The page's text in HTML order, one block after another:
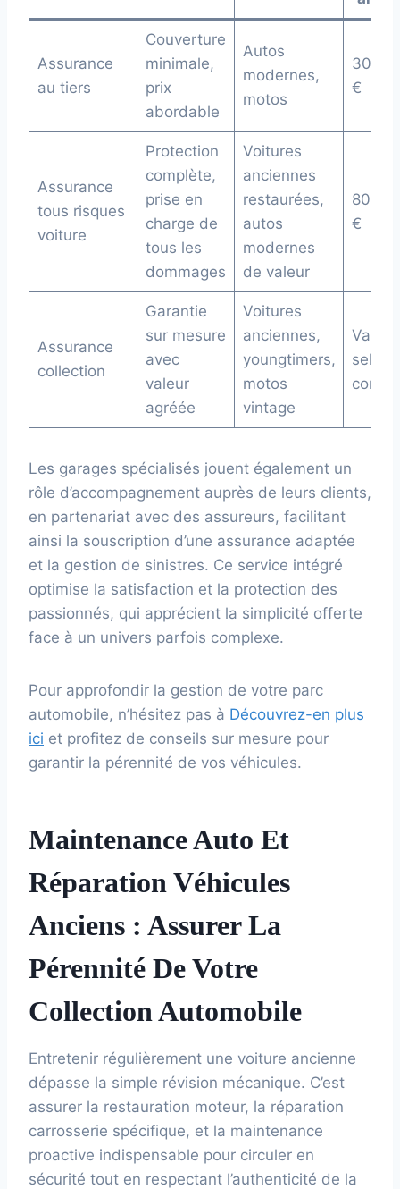
Assurance
au tiers
Couverture
minimale,
prix
abordable
Autos
modernes,
motos
300-
€
Assurance
tous risques
voiture
Protection
complète,
prise en
charge de
tous les
dommages
Voitures
anciennes
restaurées,
autos
modernes
de valeur
800-
€
Assurance
collection
Garantie
sur mesure
avec
valeur
agréée
Voitures
anciennes,
youngtimers,
motos
vintage
selon
Les garages spécialisés jouent également un
rôle d’accompagnement auprès de leurs clients,
en partenariat avec des assureurs, facilitant
ainsi la souscription d’une assurance adaptée
et la gestion de sinistres. Ce service intégré
optimise la satisfaction et la protection des
passionnés, qui apprécient la simplicité offerte
face à un univers parfois complexe.
Pour approfondir la gestion de votre parc
automobile, n’hésitez pas à Découvrez-en plus
ici et profitez de conseils sur mesure pour
garantir la pérennité de vos véhicules.
Maintenance Auto Et
Réparation Véhicules
Anciens : Assurer La
Pérennité De Votre
Collection Automobile
Entretenir régulièrement une voiture ancienne
dépasse la simple révision mécanique. C’est
assurer la restauration moteur, la réparation
carrosserie spécifique, et la maintenance
proactive indispensable pour circuler en
sécurité tout en respectant l’authenticité de la